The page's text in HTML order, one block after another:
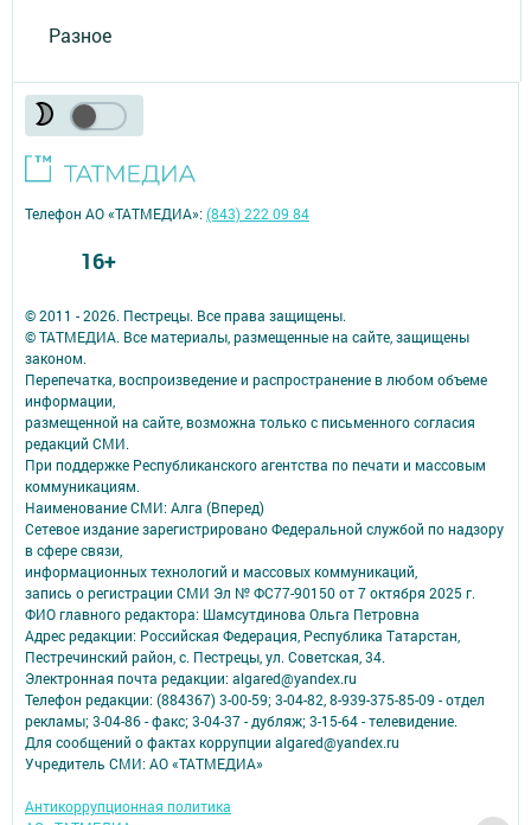
Разное
© 2011 - 2026. Пестрецы. Все права защищены.
© ТАТМЕДИА. Все материалы, размещенные на сайте, защищены
законом.
Перепечатка, воспроизведение и распространение в любом объеме
информации,
размещенной на сайте, возможна только с письменного согласия
редакций СМИ.
При поддержке Республиканского агентства по печати и массовым
коммуникациям.
Наименование СМИ: Алга (Вперед)
Сетевое издание зарегистрировано Федеральной службой по надзору
в сфере связи,
информационных технологий и массовых коммуникаций,
запись о регистрации СМИ Эл № ФС77-90150 от 7 октября 2025 г.
ФИО главного редактора: Шамсутдинова Ольга Петровна
Адрес редакции: Российская Федерация, Республика Татарстан,
Пестречинский район, с. Пестрецы, ул. Советская, 34.
Электронная почта редакции: algared@yandex.ru
Телефон редакции: (884367) 3-00-59; 3-04-82, 8-939-375-85-09 - отдел
рекламы; 3-04-86 - факс; 3-04-37 - дубляж; 3-15-64 - телевидение.
Для сообщений о фактах коррупции algared@yandex.ru
Учредитель СМИ: АО «ТАТМЕДИА»
Антикоррупционная политика
Телефон АО «ТАТМЕДИА»:(843) 222 09 84
16+